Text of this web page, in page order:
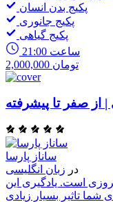
پکیج بدن انسان
پکیج جانوری
پکیج گیاهی
21:00 ساعت
2,000,000 تومان
صفر تا پیشرفته
ساناز پارسا
در زبان انگلیسی
است. یادگیری این
تاثیر بسیار زیادی